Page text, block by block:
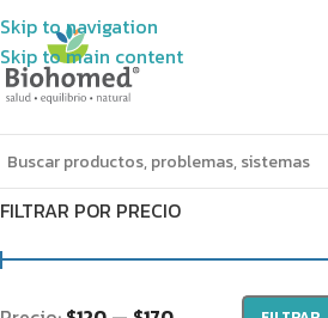
Skip to navigation
Skip to main content
FILTRAR POR PRECIO